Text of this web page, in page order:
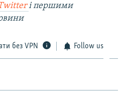
і першими
без VPN Follow us